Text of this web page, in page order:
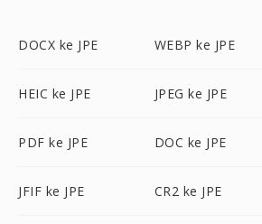
DOCX ke JPE WEBP ke JPE
HEIC ke JPE JPEG ke JPE
PDF ke JPE DOC ke JPE
JFIF ke JPE CR2 ke JPE